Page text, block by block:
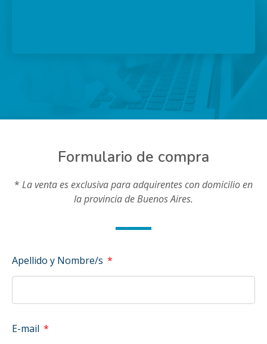
Formulario de compra
* La venta es exclusiva para adquirentes con domicilio en
la provincia de Buenos Aires.
Apellido y Nombre/s
E-mail